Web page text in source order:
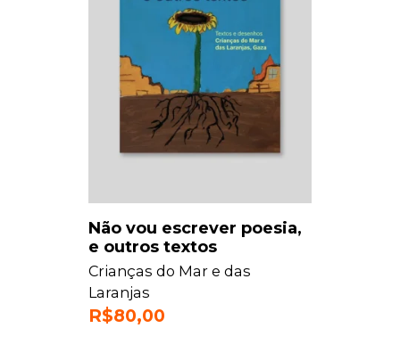
Não vou escrever poesia,
e outros textos
Crianças do Mar e das
Laranjas
R$80,00